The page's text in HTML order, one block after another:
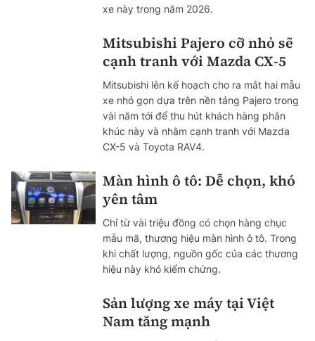
xe này trong năm 2026.
Mitsubishi Pajero cỡ nhỏ sẽ
cạnh tranh với Mazda CX-5
Mitsubishi lên kế hoạch cho ra mắt hai mẫu
xe nhỏ gọn dựa trên nền tảng Pajero trong
vài năm tới để thu hút khách hàng phân
khúc này và nhằm cạnh tranh với Mazda
CX-5 và Toyota RAV4.
Màn hình ô tô: Dễ chọn, khó
yên tâm
Chỉ từ vài triệu đồng có chọn hàng chục
mẫu mã, thương hiệu màn hình ô tô. Trong
khi chất lượng, nguồn gốc của các thương
hiệu này khó kiểm chứng.
Sản lượng xe máy tại Việt
Nam tăng mạnh